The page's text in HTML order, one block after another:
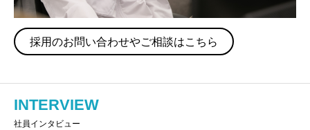
採用のお問い合わせやご相談はこちら
INTERVIEW
社員インタビュー